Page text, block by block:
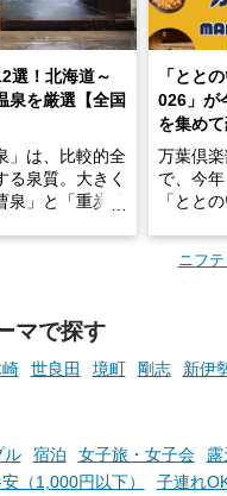
選！北海道～
泉を厳選【全国
」は、比較的全
る泉質。大きく
」と「重炭酸
入浴した中か
る炭酸水素塩
クト。すべて
で、源泉かけ流
にこだわりつ
「とと
026」が
を集め
万葉倶
で、今
「とと
2026年
札」を
ルグッズ
さらに、
ュやアウ
ニフ
マで探す
世良田 境町 剛志 新伊
ル 宿泊 女子旅・女子会
露
（1,000円以下）
子連れ